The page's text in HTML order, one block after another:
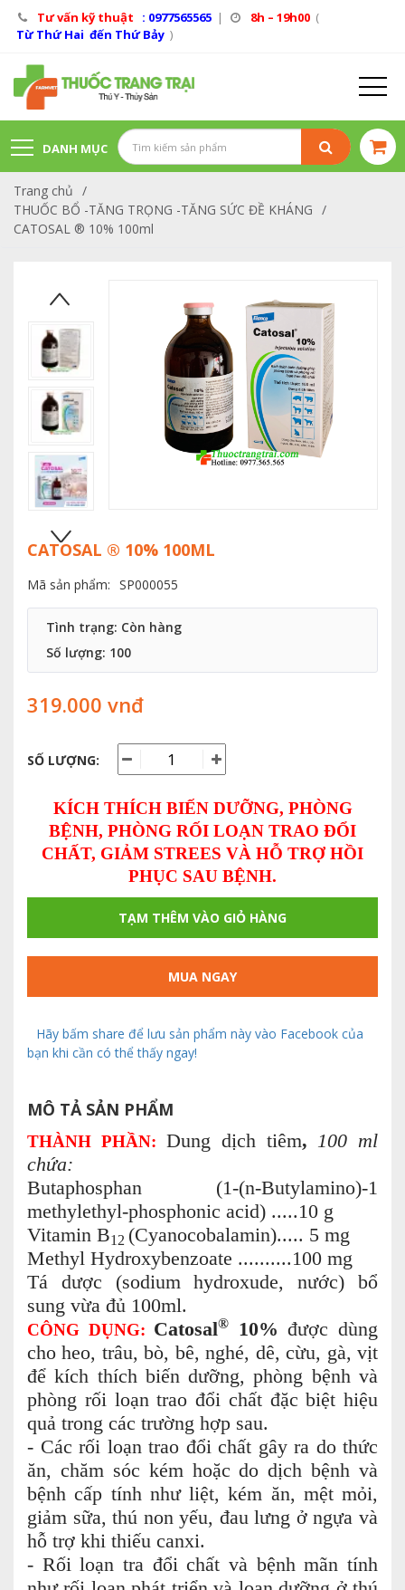
Tư vấn kỹ thuật : 0977565565 | 8h – 19h00 (
Từ Thứ Hai đến Thứ Bảy )
DANH MỤC
SẢN PHẨM
Trang chủ /
THUỐC BỔ -TĂNG TRỌNG -TĂNG SỨC ĐỀ KHÁNG /
CATOSAL ® 10% 100ml
CATOSAL ® 10% 100ML
Mã sản phẩm: SP000055
Tình trạng: Còn hàng
Số lượng: 100
319.000 vnđ
SỐ LƯỢNG:
KÍCH THÍCH BIẾN DƯỠNG, PHÒNG
BỆNH, PHÒNG RỐI LOẠN TRAO ĐỔI
CHẤT, GIẢM STREES VÀ HỖ TRỢ HỒI
PHỤC SAU BỆNH.
TẠM THÊM VÀO GIỎ HÀNG
MUA NGAY
Hãy bấm share để lưu sản phẩm này vào Facebook của
bạn khi cần có thể thấy ngay!
MÔ TẢ SẢN PHẨM
THÀNH PHẦN: Dung dịch tiêm, 100 ml
chứa:
Butaphosphan (1-(n-Butylamino)-1
methylethyl-phosphonic acid) .....10 g
Vitamin B12 (Cyanocobalamin)..... 5 mg
Methyl Hydroxybenzoate ..........100 mg
Tá dược (sodium hydroxude, nước) bổ
sung vừa đủ 100ml.
CÔNG DỤNG: Catosal® 10% được dùng
cho heo, trâu, bò, bê, nghé, dê, cừu, gà, vịt
để kích thích biến dưỡng, phòng bệnh và
phòng rối loạn trao đổi chất đặc biệt hiệu
quả trong các trường hợp sau.
- Các rối loạn trao đổi chất gây ra do thức
ăn, chăm sóc kém hoặc do dịch bệnh và
bệnh cấp tính như liệt, kém ăn, mệt mỏi,
giảm sữa, thú non yếu, đau lưng ở ngựa và
hỗ trợ khi thiếu canxi.
- Rối loạn tra đổi chất và bệnh mãn tính